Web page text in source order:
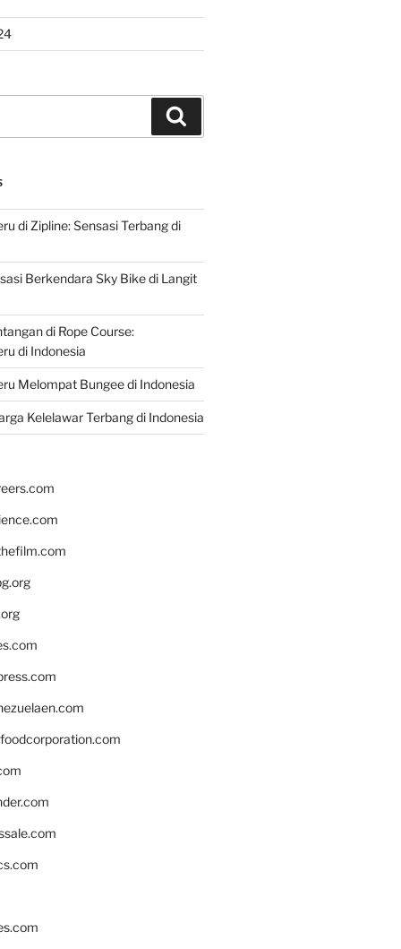
di Zipline: Sensasi Terbang di
Berkendara Sky Bike di Langit
di Rope Course:
di Indonesia
Melompat Bungee di Indonesia
Kelelawar Terbang di Indonesia